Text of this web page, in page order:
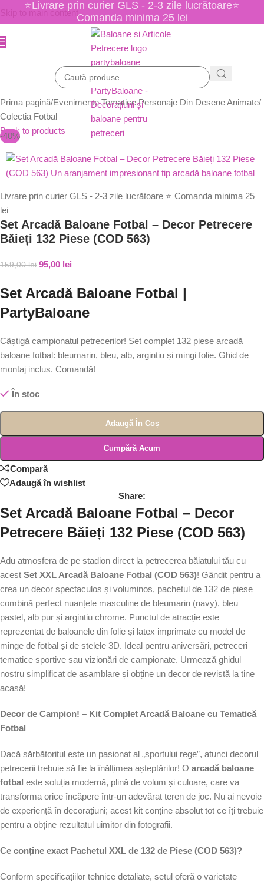
Skip to main content
⭐Livrare prin curier GLS - 2-3 zile lucrătoare⭐
Comanda minima 25 lei
Prima pagină/Evenimente Tematice Personaje Din Desene Animate/
Colectia Fotbal
Back to products
-40%
Livrare prin curier GLS - 2-3 zile lucrătoare ⭐ Comanda minima 25
lei
Set Arcadă Baloane Fotbal – Decor Petrecere
Băieți 132 Piese (COD 563)
159,00lei 95,00 lei
Set Arcadă Baloane Fotbal |
PartyBaloane
Câștigă campionatul petrecerilor! Set complet 132 piese arcadă
baloane fotbal: bleumarin, bleu, alb, argintiu și mingi folie. Ghid de
montaj inclus. Comandă!
În stoc
Adaugă În Coș
Cumpără Acum
Compară
Adaugă în wishlist
Share:
Set Arcadă Baloane Fotbal – Decor
Petrecere Băieți 132 Piese (COD 563)
Adu atmosfera de pe stadion direct la petrecerea băiatului tău cu
acest Set XXL Arcadă Baloane Fotbal (COD 563)! Gândit pentru a
crea un decor spectaculos și voluminos, pachetul de 132 de piese
combină perfect nuanțele masculine de bleumarin (navy), bleu
pastel, alb pur și argintiu chrome. Punctul de atracție este
reprezentat de baloanele din folie și latex imprimate cu model de
minge de fotbal și de stelele 3D. Ideal pentru aniversări, petreceri
tematice sportive sau vizionări de campionate. Urmează ghidul
nostru simplificat de asamblare și obține un decor de revistă la tine
acasă!
Decor de Campion! – Kit Complet Arcadă Baloane cu Tematică
Fotbal
Dacă sărbătoritul este un pasionat al „sportului rege”, atunci decorul
petrecerii trebuie să fie la înălțimea așteptărilor! O arcadă baloane
fotbal este soluția modernă, plină de volum și culoare, care va
transforma orice încăpere într-un adevărat teren de joc. Nu ai nevoie
de experiență în decorațiuni; acest kit conține absolut tot ce îți trebuie
pentru a obține rezultatul uimitor din fotografii.
Ce conține exact Pachetul XXL de 132 de Piese (COD 563)?
Conform specificațiilor tehnice detaliate, setul oferă o varietate